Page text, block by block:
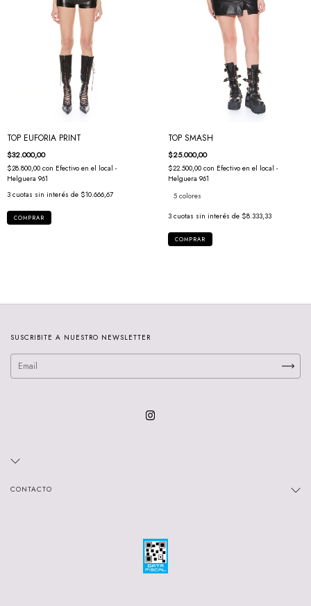
TOP EUFORIA PRINT
$32.000,00
$28.800,00 con Efectivo en el local -
Helguera 961
3 cuotas sin interés de $10.666,67
COMPRAR
TOP SMASH
$25.000,00
$22.500,00 con Efectivo en el local -
Helguera 961
5 colores
3 cuotas sin interés de $8.333,33
COMPRAR
SUSCRIBITE A NUESTRO NEWSLETTER
CONTACTO